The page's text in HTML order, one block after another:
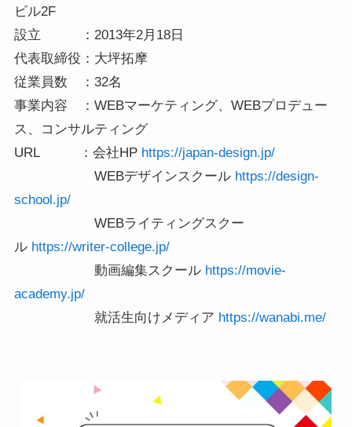
ビル2F
設立 ：2013年2月18日
代表取締役：大坪拓摩
従業員数 ：32名
事業内容 ：WEBマーケティング、WEBプロデュー
ス、コンサルティング
URL ：会社HP https://japan-design.jp/
WEBデザインスクール https://design-
school.jp/
WEBライティングスクー
ル https://writer-college.jp/
動画編集スクール https://movie-
academy.jp/
就活生向けメディア https://wanabi.me/